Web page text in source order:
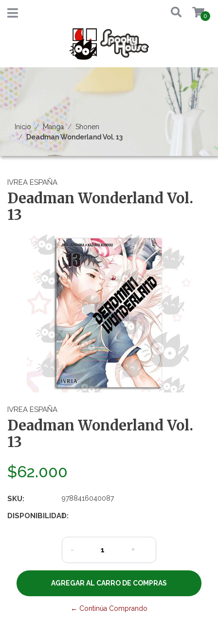
0
Inicio Manga
Shonen
Deadman Wonderland Vol. 13
IVREA ESPAÑA
Deadman Wonderland Vol.
13
IVREA ESPAÑA
Deadman Wonderland Vol.
13
$62.000
SKU: 9788416040087
DISPONIBILIDAD:
1
- +
← Continúa Comprando